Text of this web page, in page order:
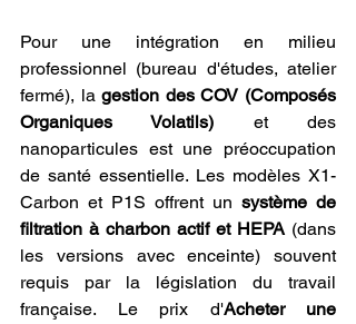
Pour une intégration en milieu
professionnel (bureau d'études, atelier
fermé), la gestion des COV (Composés
Organiques Volatils) et des
nanoparticules est une préoccupation
de santé essentielle. Les modèles X1-
Carbon et P1S offrent un système de
filtration à charbon actif et HEPA (dans
les versions avec enceinte) souvent
requis par la législation du travail
française. Le prix d'Acheter une